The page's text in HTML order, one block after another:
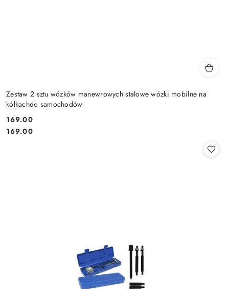
Zestaw 2 sztu wózków manewrowych stalowe wózki mobilne na
kółkachdo samochodów
Cena:
169.00
Cena:
169.00